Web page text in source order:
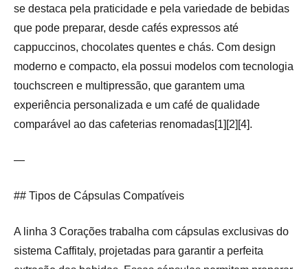
se destaca pela praticidade e pela variedade de bebidas
que pode preparar, desde cafés expressos até
cappuccinos, chocolates quentes e chás. Com design
moderno e compacto, ela possui modelos com tecnologia
touchscreen e multipressão, que garantem uma
experiência personalizada e um café de qualidade
comparável ao das cafeterias renomadas[1][2][4].
—
## Tipos de Cápsulas Compatíveis
A linha 3 Corações trabalha com cápsulas exclusivas do
sistema Caffitaly, projetadas para garantir a perfeita